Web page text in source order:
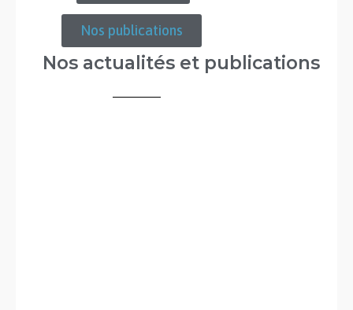
Nos actualités et publications
Nos publications